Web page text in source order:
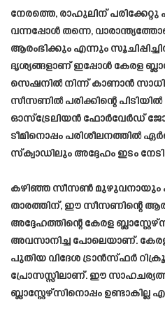
നേരത്തെ, രാഹുലിന് പരിക്കേറ്റു
വന്നപ്പോൾ തന്നെ,
ആരംഭിക്കും എന്നും
ദൃശ്യങ്ങളാണ് ഇപ്പോൾ കേരള
സെഷനിൽ നിന്ന് കാണാൻ
സീസണിൽ പരിക്കിന്റെ
ഓസ്ട്രേലിയൻ ഫോർവേർഡ്
ടീമിനൊപ്പം പരിശീലനത്തിൽ
സ്ക്വാഡിലും അദ്ദേഹം ഇടം
കഴിഞ്ഞ സീസൺ മുഴുവനായും
താരത്തിന്, ഈ സീസണിന്റെ
അദ്ദേഹത്തിന്റെ കേരള
അവസാനിച്ച പോലെയാണ്. കേരള
പുതിയ വിദേശ ട്രാൻസ്ഫർ
പ്രോസസ്സിലാണ്. ഈ
ബ്ലാസ്റ്റേഴ്സിനൊപ്പം